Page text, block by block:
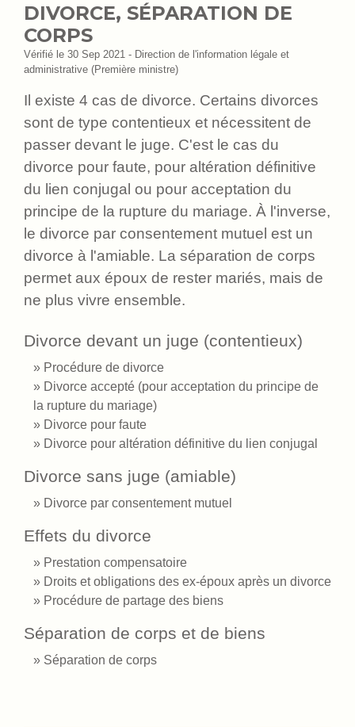
DIVORCE, SÉPARATION DE
CORPS
Vérifié le 30 Sep 2021 - Direction de l'information légale et
administrative (Première ministre)
Il existe 4 cas de divorce. Certains divorces
sont de type contentieux et nécessitent de
passer devant le juge. C'est le cas du
divorce pour faute, pour altération définitive
du lien conjugal ou pour acceptation du
principe de la rupture du mariage. À l'inverse,
le divorce par consentement mutuel est un
divorce à l'amiable. La séparation de corps
permet aux époux de rester mariés, mais de
ne plus vivre ensemble.
Divorce devant un juge (contentieux)
Procédure de divorce
Divorce accepté (pour acceptation du principe de
la rupture du mariage)
Divorce pour faute
Divorce pour altération définitive du lien conjugal
Divorce sans juge (amiable)
Divorce par consentement mutuel
Effets du divorce
Prestation compensatoire
Droits et obligations des ex-époux après un divorce
Procédure de partage des biens
Séparation de corps et de biens
Séparation de corps